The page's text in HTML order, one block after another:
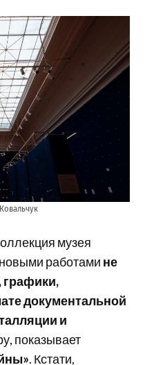
музея
работами не
графики,
документальной
и
показывает
. Кстати,